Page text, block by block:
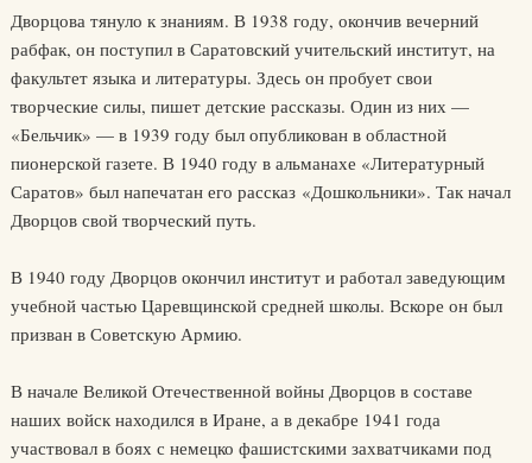
Дворцова тянуло к знаниям. В 1938 году, окончив вечерний
рабфак, он поступил в Саратовский учительский институт, на
факультет языка и литературы. Здесь он пробует свои
творческие силы, пишет детские рассказы. Один из них —
«Бельчик» — в 1939 году был опубликован в областной
пионерской газете. В 1940 году в альманахе «Литературный
Саратов» был напечатан его рассказ «Дошкольники». Так начал
Дворцов свой творческий путь.
В 1940 году Дворцов окончил институт и работал заведующим
учебной частью Царевщинской средней школы. Вскоре он был
призван в Советскую Армию.
В начале Великой Отечественной войны Дворцов в составе
наших войск находился в Иране, а в декабре 1941 года
участвовал в боях с немецко фашистскими захватчиками под